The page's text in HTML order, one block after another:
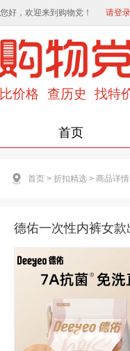
您好，欢迎来到购物党！ 请登录
首页
首页 > 折扣精选 > 商品详情
德佑一次性内裤女